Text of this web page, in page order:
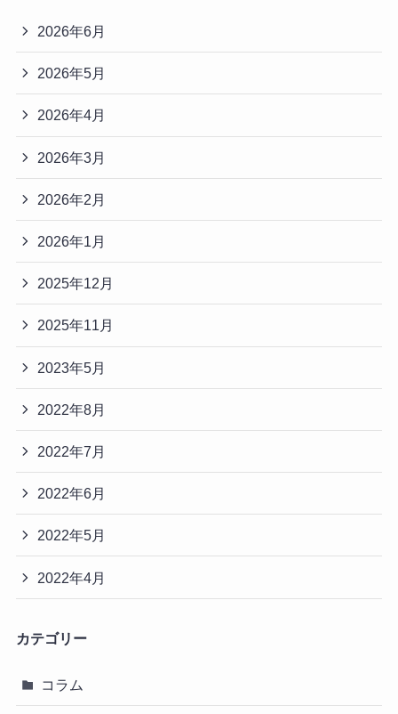
2026年6月
2026年5月
2026年4月
2026年3月
2026年2月
2026年1月
2025年12月
2025年11月
2023年5月
2022年8月
2022年7月
2022年6月
2022年5月
2022年4月
カテゴリー
コラム